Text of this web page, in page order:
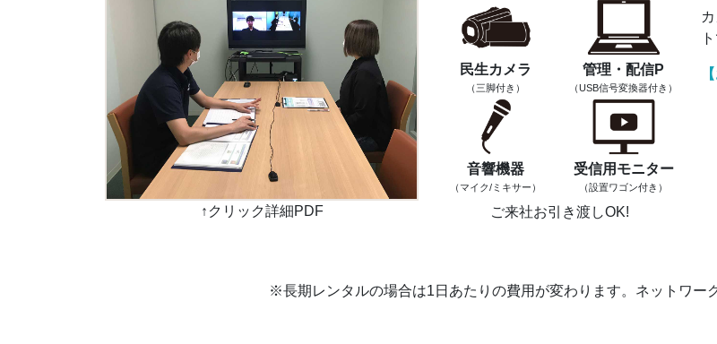
↑クリック詳細PDF
民生カメラ
（三脚付き）
管理・配信P
（USB信号変換器付き）
音響機器
（マイク/ ミキサー）
受信用モニター
（設置ワゴン付き）
ご来社お引き渡しOK!
※長期レンタルの場合は1日あたりの費用が変わります。 ネットワー